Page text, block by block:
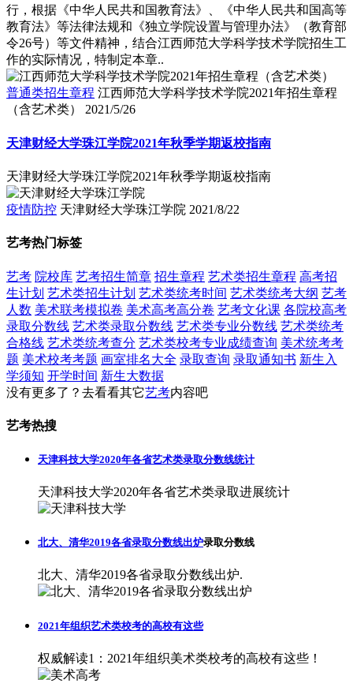
行，根据《中华人民共和国教育法》、《中华人民共和国高等
教育法》等法律法规和《独立学院设置与管理办法》（教育部
令26号）等文件精神，结合江西师范大学科学技术学院招生工
作的实际情况，特制定本章..
普通类招生章程 江西师范大学科学技术学院2021年招生章程
（含艺术类）
2021/5/26
天津财经大学珠江学院2021年秋季学期返校指南
天津财经大学珠江学院2021年秋季学期返校指南
疫情防控 天津财经大学珠江学院 2021/8/22
艺考热门标签
艺考 院校库 艺考招生简章 招生章程 艺术类招生章程 高考招
生计划 艺术类招生计划 艺术类统考时间 艺术类统考大纲 艺考
人数 美术联考模拟卷 美术高考高分卷 艺考文化课 各院校高考
录取分数线 艺术类录取分数线 艺术类专业分数线 艺术类统考
合格线 艺术类统考查分 艺术类校考专业成绩查询 美术统考考
题 美术校考考题 画室排名大全 录取查询 录取通知书 新生入
学须知 开学时间 新生大数据
没有更多了？去看看其它艺考内容吧
艺考热搜
天津科技大学2020年各省艺术类录取分数线统计
天津科技大学2020年各省艺术类录取进展统计
北大、清华2019各省录取分数线出炉录取分数线
北大、清华2019各省录取分数线出炉.
2021年组织艺术类校考的高校有这些
权威解读1：2021年组织美术类校考的高校有这些！